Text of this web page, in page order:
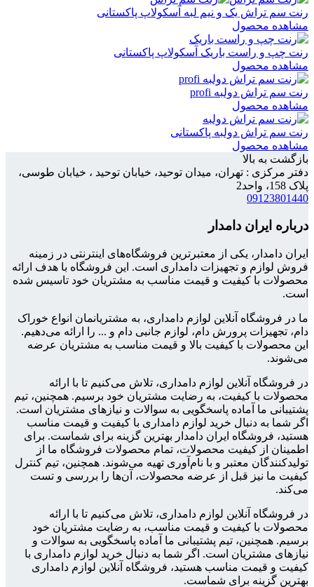
رنت سم تراش یک و نیم لبه آسکولاپ پاکستانی
مشاهده محصول
رنت چپ و راست باریک آسکولاپ پاکستانی
مشاهده محصول
رنت سم تراش دولبه profi
مشاهده محصول
رنت سم تراش دولبه پاکستانی
مشاهده محصول
بازگشت به بالا
دفتر مرکزی : تهران، میدان توحید، خیابان توحید ، خیابان طوسی،
پلاک 158، واحد2
09123801440
درباره ایران دامدار
ایران دامدار، یکی از معتبرترین فروشگاه‌های اینترنتی در زمینه
فروش لوازم و تجهیزات دامداری است. این فروشگاه با هدف ارائه
محصولات با کیفیت و قیمت مناسب به مشتریان خود تاسیس شده
است.
ما در فروشگاه آنلاین لوازم دامداری، به مشتریانمان انواع خوراک
دام، تجهیزات پرورش دام، لوازم جانبی دام و ... را ارائه می‌دهیم.
این محصولات با کیفیت بالا و قیمت مناسب به مشتریان عرضه
می‌شوند.
در فروشگاه آنلاین لوازم دامداری، تلاش می‌کنیم تا با ارائه
محصولات با کیفیت، به رضایت مشتریان خود برسیم. همچنین، تیم
پشتیبانی ما آماده پاسخگویی به سوالات و نیازهای مشتریان است.
اگر شما به دنبال خرید لوازم دامداری با کیفیت و قیمت مناسب
هستید، فروشگاه ایران دامدار بهترین گزینه برای شماست. برای
اطمینان از کیفیت محصولات، تمام محصولات فروشگاه ما از
تولیدکنندگان معتبر و با نام‌آوری تهیه می‌شوند. همچنین، تیم کنترل
کیفیت ما نیز قبل از عرضه محصولات، آن‌ها را بررسی و تست
می‌کند.
در فروشگاه آنلاین لوازم دامداری، تلاش می‌کنیم تا با ارائه
محصولات با کیفیت و قیمت مناسب، به رضایت مشتریان خود
برسیم. همچنین، تیم پشتیبانی ما آماده پاسخگویی به سوالات و
نیازهای مشتریان است. اگر شما به دنبال خرید لوازم دامداری با
کیفیت و قیمت مناسب هستید، فروشگاه آنلاین لوازم دامداری
بهترین گزینه برای شماست.